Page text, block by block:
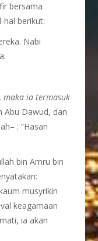
bersama
hal berikut:
Nabi
maka ia termasuk
Abu Dawud, dan
: “Hasan
bin Amru bin
musyrikin
keagamaan
ia akan